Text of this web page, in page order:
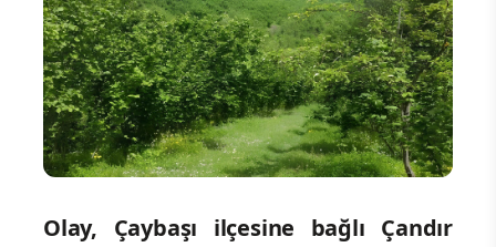
Olay, Çaybaşı ilçesine bağlı Çandır